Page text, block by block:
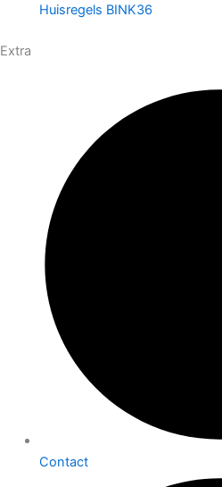
Huisregels BINK36
Extra
Contact